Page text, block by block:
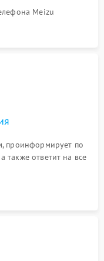
Meizu
проинформирует по
также ответит на все